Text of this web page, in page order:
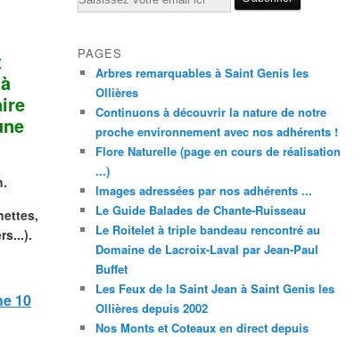
10
PAGES
Arbres remarquables à Saint Genis les
Ollières
Continuons à découvrir la nature de notre
proche environnement avec nos adhérents !
Flore Naturelle (page en cours de réalisation
...)
Images adressées par nos adhérents ...
Le Guide Balades de Chante-Ruisseau
Le Roitelet à triple bandeau rencontré au
Domaine de Lacroix-Laval par Jean-Paul
Buffet
Les Feux de la Saint Jean à Saint Genis les
Ollières depuis 2002
Nos Monts et Coteaux en direct depuis